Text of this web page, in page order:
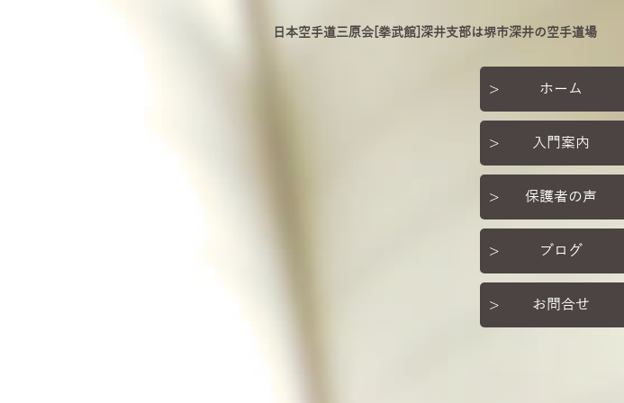
日本空手道三原会[拳武館]深井支部は堺市深井の空手道場
ホーム
入門案内
保護者の声
ブログ
お問合せ